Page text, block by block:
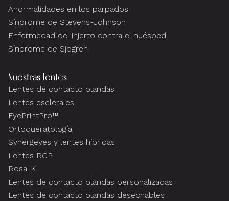
Anormalidades en los párpados
Síndrome de Stevens-Johnson
Enfermedad del injerto contra el huésped
Síndrome de Sjogren
Nuestras lentes
Lentes de contacto blandas
Lentes esclerales
EyePrintPro™
Ortoqueratología
Synergeyes y lentes híbridas
Lentes RGP
Rosa-K
Lentes de contacto blandas personalizadas
Lentes de contacto blandas desechables